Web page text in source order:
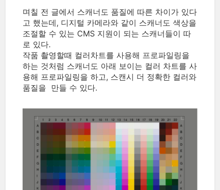
며칠 전 글에서 스캐너도 품질에 따른 차이가 있다
고 했는데, 디지털 카메라와 같이 스캐너도 색상을
조절할 수 있는 CMS 지원이 되는 스캐너들이 따
로 있다.
작품 촬영할때 컬러차트를 사용해 프로파일링을
하는 것처럼 스캐너도 아래 보이는 컬러 차트를 사
용해 프로파일링을 하고, 스캔시 더 정확한 컬러와
품질을 만들 수 있다.